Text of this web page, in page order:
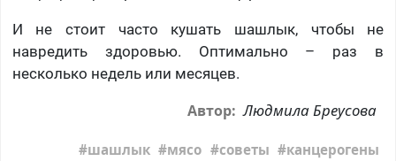
И не стоит часто кушать шашлык, чтобы не
навредить здоровью. Оптимально – раз в
несколько недель или месяцев.
Автор: Людмила Бреусова
шашлык мясо советы канцерогены